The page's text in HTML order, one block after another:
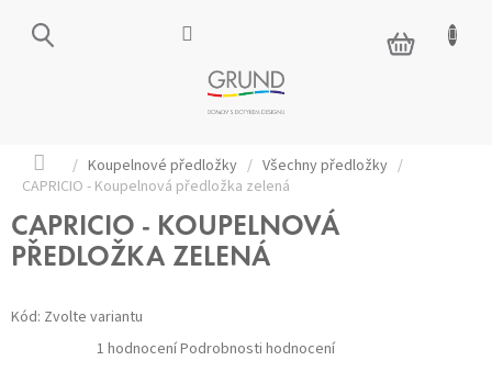
NÁKUPNÍ
KOŠÍK
Domů
/ Koupelnové předložky / Všechny předložky /
CAPRICIO - Koupelnová předložka zelená
CAPRICIO - KOUPELNOVÁ
PŘEDLOŽKA ZELENÁ
Kód: Zvolte variantu
Průměrné
hodnocení
1 hodnoceníPodrobnosti hodnocení